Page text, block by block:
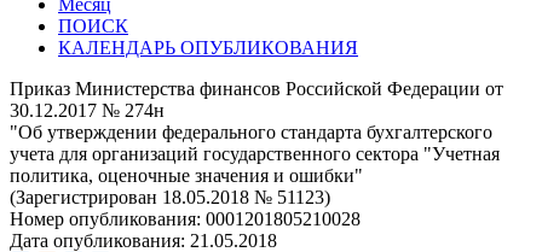
Месяц
ПОИСК
КАЛЕНДАРЬ ОПУБЛИКОВАНИЯ
Приказ Министерства финансов Российской Федерации от
30.12.2017 № 274н
"Об утверждении федерального стандарта бухгалтерского
учета для организаций государственного сектора "Учетная
политика, оценочные значения и ошибки"
(Зарегистрирован 18.05.2018 № 51123)
Номер опубликования: 0001201805210028
Дата опубликования: 21.05.2018